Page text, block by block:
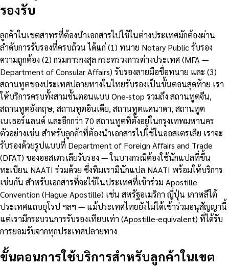
รองรับ
ลูกค้าในเขตสาทรที่ต้องนำเอกสารไปใช้ในต่างประเทศมักต้องผ่าน
ลำดับการรับรองที่ครบถ้วน ได้แก่ (1) ทนาย Notary Public รับรอง
ความถูกต้อง (2) กรมการกงสุล กระทรวงการต่างประเทศ (MFA —
Department of Consular Affairs) รับรองลายมือชื่อทนาย และ (3)
สถานทูตของประเทศปลายทางในไทยรับรองเป็นขั้นตอนสุดท้าย เรา
ให้บริการครบทั้งสามขั้นตอนแบบ One-stop รวมถึง สถานทูตจีน,
สถานทูตอังกฤษ, สถานทูตอินเดีย, สถานทูตแคนาดา, สถานทูต
เนเธอร์แลนด์ และอีกกว่า 70 สถานทูตที่ตั้งอยู่ในกรุงเทพมหานคร
ตัวอย่างเช่น สำหรับลูกค้าที่ต้องนำเอกสารไปใช้ในออสเตรเลีย เราจะ
รับรองด้วยรูปแบบที่ Department of Foreign Affairs and Trade
(DFAT) ของออสเตรเลียรับรอง — ในบางกรณีต้องใช้นักแปลที่ขึ้น
ทะเบียน NAATI ร่วมด้วย ซึ่งทีมเรามีนักแปล NAATI พร้อมให้บริการ
เช่นกัน สำหรับเอกสารที่จะใช้ในประเทศที่เข้าร่วม Apostille
Convention (Hague Apostille) เช่น สหรัฐอเมริกา ญี่ปุ่น เกาหลีใต้
ประเทศแถบยุโรป ฯลฯ — แม้ประเทศไทยยังไม่ได้เข้าร่วมอนุสัญญานี้
แต่เรามีกระบวนการรับรองเทียบเท่า (Apostille-equivalent) ที่ได้รับ
การยอมรับจากทุกประเทศปลายทาง
ขั้นตอนการใช้บริการสำหรับลูกค้าในเขต